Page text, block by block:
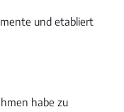
habe zu